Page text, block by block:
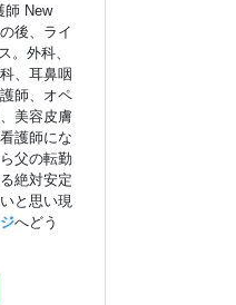
師 New
後、ライ
。外科、
、耳鼻咽
師、オペ
美容皮膚
護師にな
父の転勤
絶対安定
と思い現
へどう